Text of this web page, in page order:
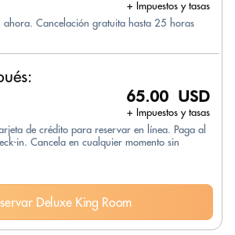
+ Impuestos y tasas
ahora. Cancelación gratuita hasta 25 horas
65.00 USD
+ Impuestos y tasas
de crédito para reservar en línea. Paga al
in. Cancela en cualquier momento sin
Deluxe King Room